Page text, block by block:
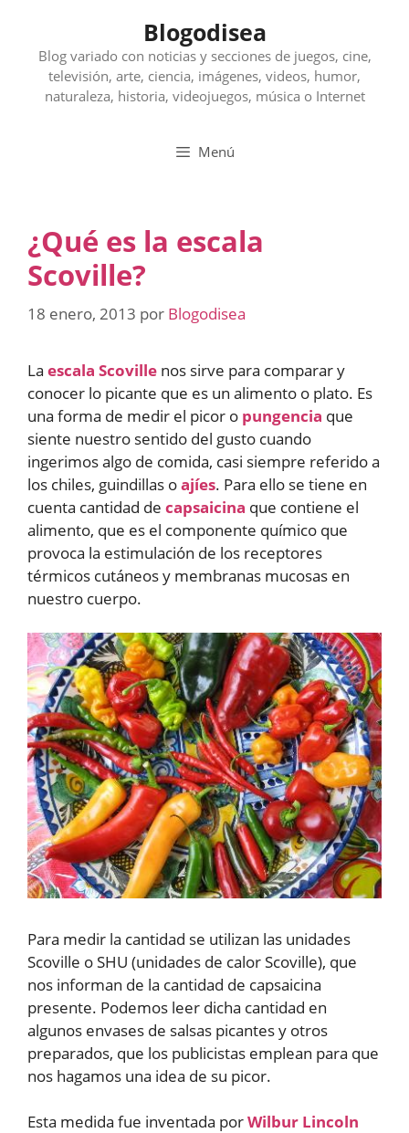
contenido
Blogodisea
Blog variado con noticias y secciones de juegos, cine,
televisión, arte, ciencia, imágenes, videos, humor,
naturaleza, historia, videojuegos, música o Internet
Menú
¿Qué es la escala
Scoville?
18 enero, 2013 por Blogodisea
La escala Scoville nos sirve para comparar y
conocer lo picante que es un alimento o plato. Es
una forma de medir el picor o pungencia que
siente nuestro sentido del gusto cuando
ingerimos algo de comida, casi siempre referido a
los chiles, guindillas oajíes. Para ello se tiene en
cuenta cantidad de capsaicina que contiene el
alimento, que es el componente químico que
provoca la estimulación de los receptores
térmicos cutáneos y membranas mucosas en
nuestro cuerpo.
Para medir la cantidad se utilizan las unidades
Scoville o SHU (unidades de calor Scoville), que
nos informan de la cantidad de capsaicina
presente. Podemos leer dicha cantidad en
algunos envases de salsas picantes y otros
preparados, que los publicistas emplean para que
nos hagamos una idea de su picor.
Esta medida fue inventada porWilbur Lincoln